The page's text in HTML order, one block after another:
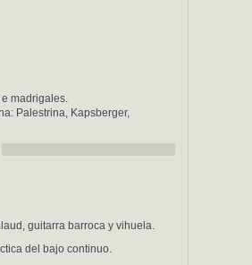
madrigales.
Palestrina, Kapsberger,
guitarra barroca y vihuela.
del bajo continuo.